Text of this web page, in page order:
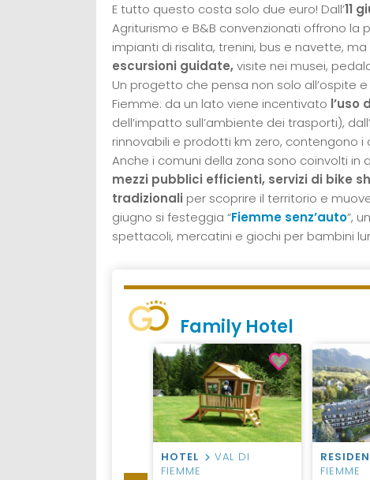
E tutto questo costa solo due euro! Dall’11
Agriturismo e B&B convenzionati offrono la
impianti di risalita, trenini, bus e navette,
escursioni guidate, visite nei musei,
Un progetto che pensa non solo all’ospite
Fiemme: da un lato viene incentivato l’uso
dell’impatto sull’ambiente dei trasporti),
rinnovabili e prodotti km zero, contengono
Anche i comuni della zona sono coinvolti
mezzi pubblici efficienti, servizi di bike
tradizionali per scoprire il territorio e
giugno si festeggia “Fiemme senz’auto”,
spettacoli, mercatini e giochi per bambini
Family Hotel
HOTEL
VAL DI
FIEMME
FIEMME